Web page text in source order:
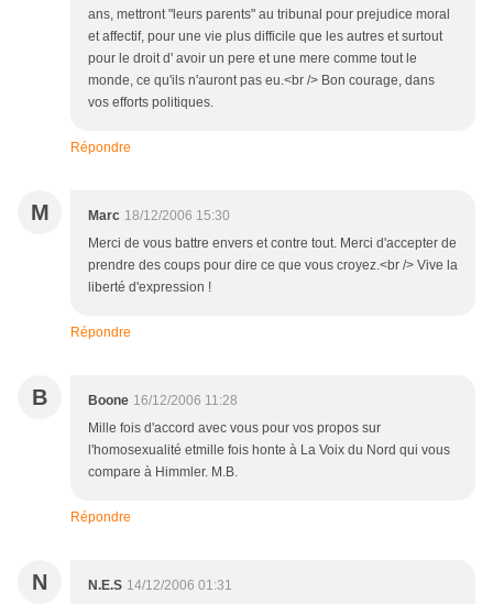
ans, mettront "leurs parents" au tribunal pour prejudice moral
et affectif, pour une vie plus difficile que les autres et surtout
pour le droit d' avoir un pere et une mere comme tout le
monde, ce qu'ils n'auront pas eu.<br /> Bon courage, dans
vos efforts politiques.
Répondre
M Marc 18/12/2006 15:30
Merci de vous battre envers et contre tout. Merci d'accepter de
prendre des coups pour dire ce que vous croyez.<br /> Vive la
liberté d'expression !
Répondre
B Boone 16/12/2006 11:28
Mille fois d'accord avec vous pour vos propos sur
l'homosexualité etmille fois honte à La Voix du Nord qui vous
compare à Himmler. M.B.
Répondre
N N.E.S 14/12/2006 01:31